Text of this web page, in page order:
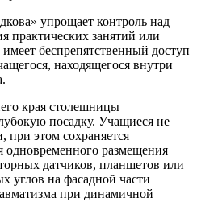
упрощает контроль над
практических занятий или
беспрепятственный доступ
находящегося внутри
края столешницы
посадку. Учащиеся не
при этом сохраняется
одновременного размещения
датчиков, планшетов или
углов на фасадной части
при динамичной